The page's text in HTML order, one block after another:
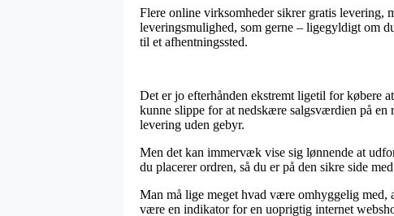
Flere online virksomheder sikrer gratis levering,
leveringsmulighed, som gerne – ligegyldigt om
til et afhentningssted.
Det er jo efterhånden ekstremt ligetil for købere
kunne slippe for at nedskære salgsværdien på
levering uden gebyr.
Men det kan immervæk vise sig lønnende at
du placerer ordren, så du er på den sikre side
Man må lige meget hvad være omhyggelig med,
være en indikator for en uoprigtig internet